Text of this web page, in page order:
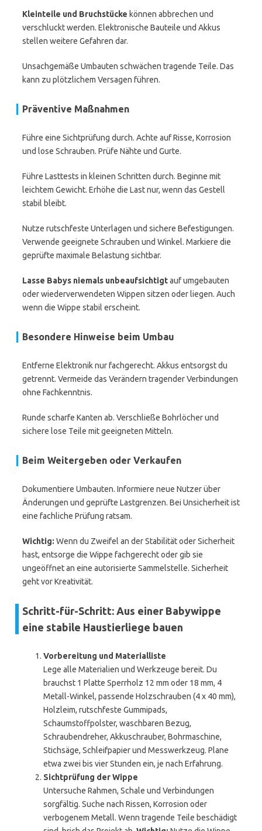
Kleinteile und Bruchstücke können abbrechen und
verschluckt werden. Elektronische Bauteile und Akkus
stellen weitere Gefahren dar.
Unsachgemäße Umbauten schwächen tragende Teile. Das
kann zu plötzlichem Versagen führen.
Präventive Maßnahmen
Führe eine Sichtprüfung durch. Achte auf Risse, Korrosion
und lose Schrauben. Prüfe Nähte und Gurte.
Führe Lasttests in kleinen Schritten durch. Beginne mit
leichtem Gewicht. Erhöhe die Last nur, wenn das Gestell
stabil bleibt.
Nutze rutschfeste Unterlagen und sichere Befestigungen.
Verwende geeignete Schrauben und Winkel. Markiere die
geprüfte maximale Belastung sichtbar.
Lasse Babys niemals unbeaufsichtigtauf umgebauten
oder wiederverwendeten Wippen sitzen oder liegen. Auch
wenn die Wippe stabil erscheint.
Besondere Hinweise beim Umbau
Entferne Elektronik nur fachgerecht. Akkus entsorgst du
getrennt. Vermeide das Verändern tragender Verbindungen
ohne Fachkenntnis.
Runde scharfe Kanten ab. Verschließe Bohrlöcher und
sichere lose Teile mit geeigneten Mitteln.
Beim Weitergeben oder Verkaufen
Dokumentiere Umbauten. Informiere neue Nutzer über
Änderungen und geprüfte Lastgrenzen. Bei Unsicherheit ist
eine fachliche Prüfung ratsam.
Wichtig: Wenn du Zweifel an der Stabilität oder Sicherheit
hast, entsorge die Wippe fachgerecht oder gib sie
ungeöffnet an eine autorisierte Sammelstelle. Sicherheit
geht vor Kreativität.
Schritt-für-Schritt: Aus einer Babywippe
eine stabile Haustierliege bauen
Vorbereitung und Materialliste
Lege alle Materialien und Werkzeuge bereit. Du
brauchst 1 Platte Sperrholz 12 mm oder 18 mm, 4
Metall-Winkel, passende Holzschrauben (4 x 40 mm),
Holzleim, rutschfeste Gummipads,
Schaumstoffpolster, waschbaren Bezug,
Schraubendreher, Akkuschrauber, Bohrmaschine,
Stichsäge, Schleifpapier und Messwerkzeug. Plane
etwa zwei bis vier Stunden ein, je nach Erfahrung.
Sichtprüfung der Wippe
Untersuche Rahmen, Schale und Verbindungen
sorgfältig. Suche nach Rissen, Korrosion oder
verbogenem Metall. Wenn tragende Teile beschädigt